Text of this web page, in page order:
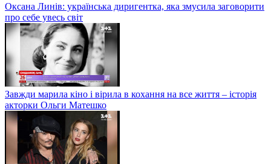
Оксана Линів: українська диригентка, яка змусила заговорити
про себе увесь світ
Завжди марила кіно і вірила в кохання на все життя – історія
акторки Ольги Матешко